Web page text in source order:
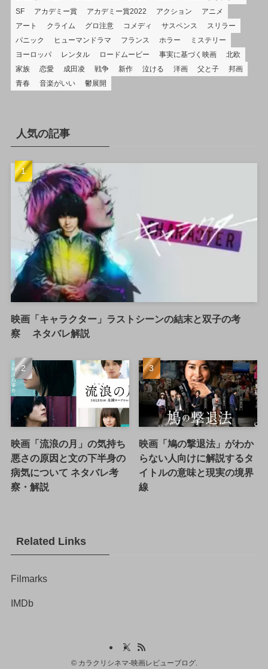
SF
アカデミー賞 アカデミー賞2022 アクション
アニメ
アート
クライム グロ注意 コメディ サスペンス
スリラー
パニック
ヒューマンドラマ フランス ホラー
ミステリー
ヨーロッパ
レンタル ロードムービー 事実に基づく映画
北欧
家族
恋愛 成田凌 戦争 新作 泣ける 洋画 父と子
邦画
青春
音楽がいい 鬱展開
人気の記事
映画「キャラクター」ラストシーンの結末と双子の考
察 ネタバレ解説
映画「流浪の月」の気持ち
悪さの原因と文の下半身の
病気について ネタバレ考
察・解説
映画「鳩の撃退法」がわか
らない人向けに解説するタ
イトルの意味と現実の境界
線
Related Links
Filmarks
IMDb
©カラクリシネマ-映画レビューブログ.